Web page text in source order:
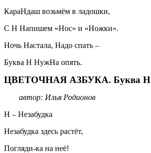
КараНдаш возьмём в ладошки,
С Н Напишем «Нос» и «Ножки».
Ночь Настала, Надо спать –
Буква Н НужНа опять.
ЦВЕТОЧНАЯ АЗБУКА. Буква Н
автор: Илья Родионов
Н – Незабудка
Незабудка здесь растёт,
Погляди-ка на неё!